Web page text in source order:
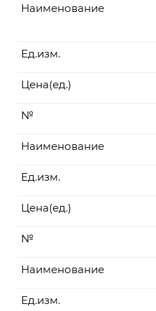
Наименование
Ед.изм.
Цена(ед.)
№
Наименование
Ед.изм.
Цена(ед.)
№
Наименование
Ед.изм.